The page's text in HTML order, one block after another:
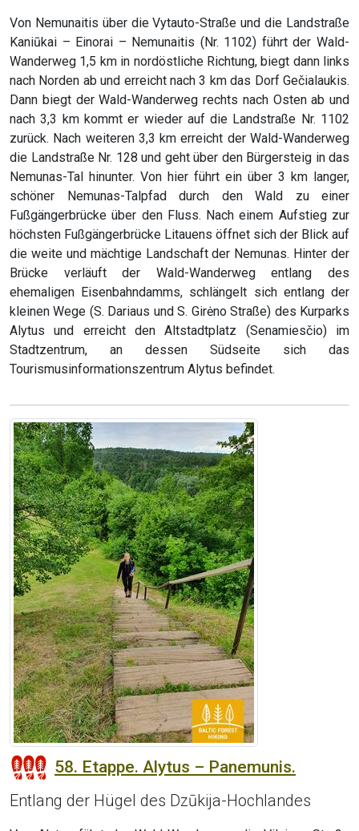
Von Nemunaitis über die Vytauto-Straße und die Landstraße
Kaniūkai – Einorai – Nemunaitis (Nr. 1102) führt der Wald-
Wanderweg 1,5 km in nordöstliche Richtung, biegt dann links
nach Norden ab und erreicht nach 3 km das Dorf Gečialaukis.
Dann biegt der Wald-Wanderweg rechts nach Osten ab und
nach 3,3 km kommt er wieder auf die Landstraße Nr. 1102
zurück. Nach weiteren 3,3 km erreicht der Wald-Wanderweg
die Landstraße Nr. 128 und geht über den Bürgersteig in das
Nemunas-Tal hinunter. Von hier führt ein über 3 km langer,
schöner Nemunas-Talpfad durch den Wald zu einer
Fußgängerbrücke über den Fluss. Nach einem Aufstieg zur
höchsten Fußgängerbrücke Litauens öffnet sich der Blick auf
die weite und mächtige Landschaft der Nemunas. Hinter der
Brücke verläuft der Wald-Wanderweg entlang des
ehemaligen Eisenbahndamms, schlängelt sich entlang der
kleinen Wege (S. Dariaus und S. Girėno Straße) des Kurparks
Alytus und erreicht den Altstadtplatz (Senamiesčio) im
Stadtzentrum, an dessen Südseite sich das
Tourismusinformationszentrum Alytus befindet.
58. Etappe. Alytus – Panemunis.
Entlang der Hügel des Dzūkija-Hochlandes